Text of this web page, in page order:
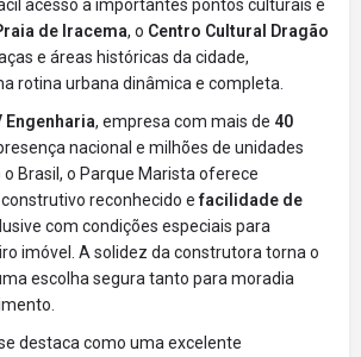
acesso a importantes pontos culturais e
de Iracema, o Centro Cultural Dragão
e áreas históricas da cidade,
rotina urbana dinâmica e completa.
Engenharia, empresa com mais de 40
nacional e milhões de unidades
Brasil, o Parque Marista oferece
reconhecido efacilidade de
com condições especiais para
imóvel. A solidez da construtora torna o
escolha segura tanto para moradia
destaca como uma excelente